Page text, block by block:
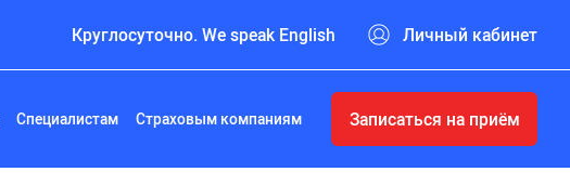
Круглосуточно. We speak English Личный кабинет
Специалистам Страховым компаниям Записаться на приём